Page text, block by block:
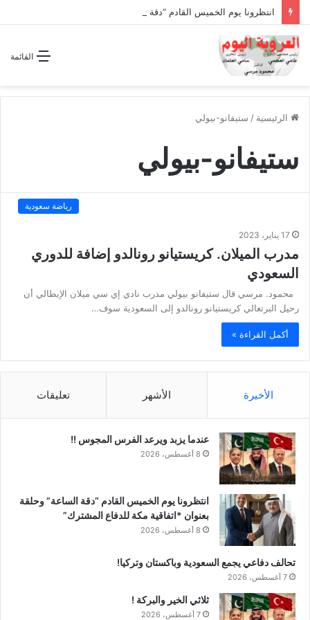
القائمة
الرئيسية / ستيفانو-بيولي
ستيفانو-بيولي
رياضة سعودية
17 يناير، 2023
مدرب الميلان. كريستيانو رونالدو إضافة للدوري
السعودي
محمود. مرسي قال ستيفانو بيولي مدرب نادي إي سي ميلان الإيطالي أن
رحيل البرتغالي كريستيانو رونالدو إلى السعودية سوف…
أكمل القراءة »
الأخيرة الأشهر تعليقات
عندما يزبد ويرعد الفرس المجوس !!
8 أغسطس، 2026
انتظرونا يوم الخميس القادم “دقة الساعة” وحلقة
بعنوان *اتفاقية مكة للدفاع المشترك”
8 أغسطس، 2026
تحالف دفاعي يجمع السعودية وباكستان وتركيا!
7 أغسطس، 2026
ثلاثي الخير والبركة !
7 أغسطس، 2026